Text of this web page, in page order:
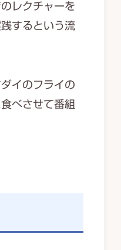
レクチャーを
するという流
イのフライの
べさせて番組